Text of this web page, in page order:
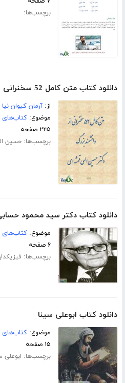
برچسب‌ها:
دانلود کتاب متن کامل 52 سخنرانی از دکتر حسین الهی قمشه ای
از:آرمان کیوان نیا
موضوع:کتاب‌های
۲۲۵ صفحه
برچسب‌ها:حسین
دانلود کتاب دکتر سید محمود
موضوع:کتاب‌های
۶ صفحه
برچسب‌ها:
دانلود کتاب ابوعلی سینا
موضوع:کتاب‌های
۱۵ صفحه
برچسب‌ها: ابوعلی